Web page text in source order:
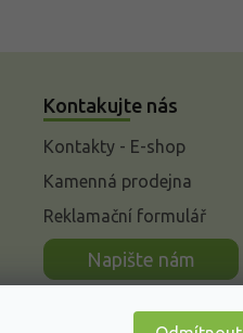
Kontakujte nás
Kontakty - E-shop
Kamenná prodejna
Reklamační formulář
Napište nám